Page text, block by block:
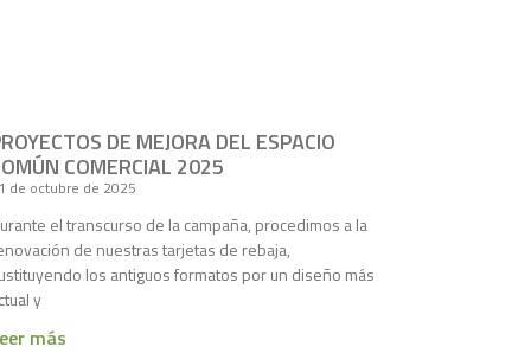
DE MEJORA DEL ESPACIO
COMERCIAL 2025
de octubre de 2025
el transcurso de la campaña, procedimos a la
de nuestras tarjetas de rebaja,
los antiguos formatos por un diseño más
y
más